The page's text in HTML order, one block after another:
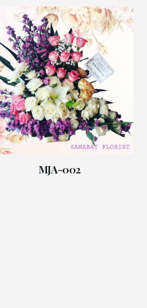
MJA-002